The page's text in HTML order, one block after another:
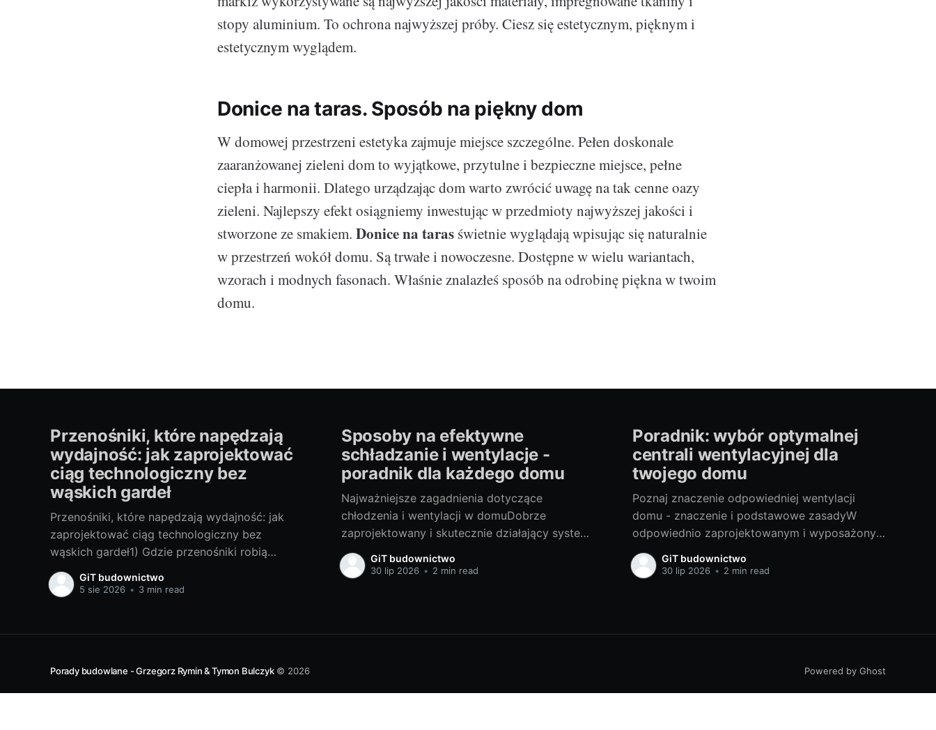
stopy aluminium. To ochrona najwyższej próby. Ciesz się estetycznym, pięknym i
estetycznym wyglądem.
Donice na taras. Sposób na piękny dom
W domowej przestrzeni estetyka zajmuje miejsce szczególne. Pełen doskonale
zaaranżowanej zieleni dom to wyjątkowe, przytulne i bezpieczne miejsce, pełne
ciepła i harmonii. Dlatego urządzając dom warto zwrócić uwagę na tak cenne oazy
zieleni. Najlepszy efekt osiągniemy inwestując w przedmioty najwyższej jakości i
stworzone ze smakiem. Donice na taras świetnie wyglądają wpisując się naturalnie
w przestrzeń wokół domu. Są trwałe i nowoczesne. Dostępne w wielu wariantach,
wzorach i modnych fasonach. Właśnie znalazłeś sposób na odrobinę piękna w twoim
domu.
Przenośniki, które napędzają
wydajność: jak zaprojektować
ciąg technologiczny bez
wąskich gardeł
Przenośniki, które napędzają wydajność: jak
zaprojektować ciąg technologiczny bez
wąskich gardeł1) Gdzie przenośniki robią
różnicęW każdym zakładzie, w którym materiał
trzeba przesunąć z punktu A do B, przenośniki
zwalnia, cała linia stoi; jeśli kubełkowy sypie
GiT budownictwo
5 sie 2026 • 3 min read
Sposoby na efektywne
schładzanie i wentylacje -
poradnik dla każdego domu
Najważniejsze zagadnienia dotyczące
chłodzenia i wentylacji w domuDobrze
zaprojektowany i skutecznie działający system
chłodzenia i wentylacji to fundament komfortu
każdego współczesnego domu. Na jego
uwagę na system chłodzenia i wentylacji w
GiT budownictwo
30 lip 2026 • 2 min read
Poradnik: wybór optymalnej
centrali wentylacyjnej dla
twojego domu
Poznaj znaczenie odpowiedniej wentylacji
domu - znaczenie i podstawowe zasadyW
odpowiednio zaprojektowanym i wyposażonym
domu kluczowa jest stała wymiana powietrza.
Dostarcza ona świeżego powietrza do wnętrz,
niekorzystnym wpływem na zdrowie
GiT budownictwo
30 lip 2026 • 2 min read
Porady budowlane - Grzegorz Rymin & Tymon Bulczyk© 2026 Powered by Ghost